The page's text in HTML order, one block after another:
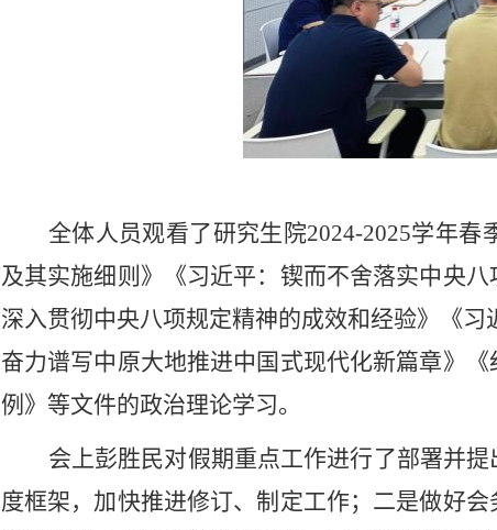
全体人员观看了研究生院2024-2025学年
及其实施细则》《习近平：锲而不舍落实中央
深入贯彻中央八项规定精神的成效和经验》《
奋力谱写中原大地推进中国式现代化新篇章》
例》等文件的政治理论学习。
会上彭胜民对假期重点工作进行了部署并
度框架，加快推进修订、制定工作；二是做好